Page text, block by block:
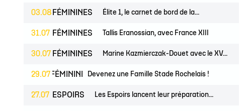
03.08 FÉMININES Élite 1, le carnet de bord de la...
31.07 FÉMININES Tallis Eranossian, avec France XIII
30.07 FÉMININES Marine Kazmierczak-Douet avec le XV...
29.07
FÉMININES CLUBDevenez une Famille Stade Rochelais !
27.07 ESPOIRS Les Espoirs lancent leur préparation...